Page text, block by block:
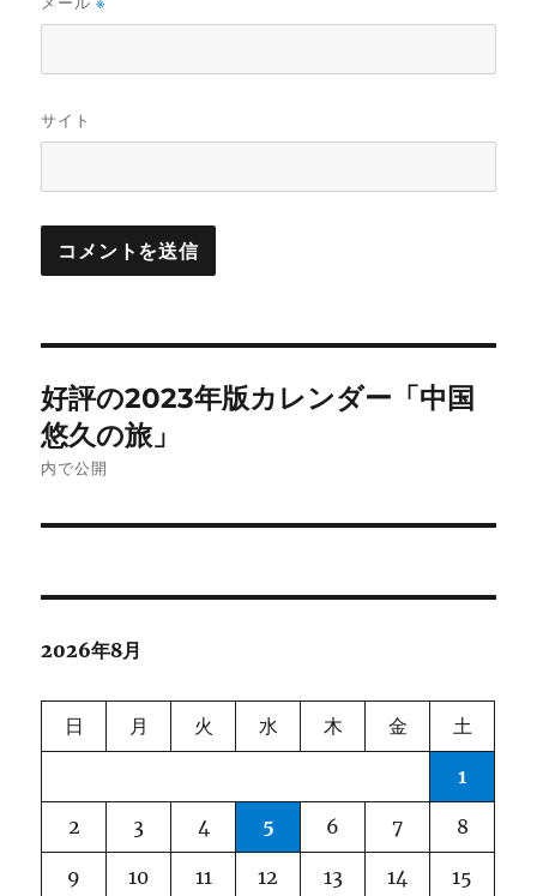
サイト
稿
ナ
ビ
ョ
好評の2023年版カレンダー「中国
悠久の旅」
内で公開
2026年8月
日 月 火 水 木 金 土
1
2 3 4 5 6 7 8
9 10 11 12 13 14 15